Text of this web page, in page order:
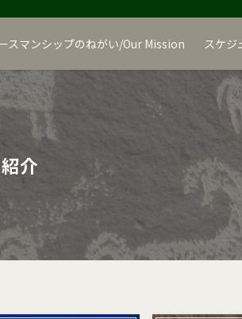
スマンシップのねがい/Our Mission スケジ
介